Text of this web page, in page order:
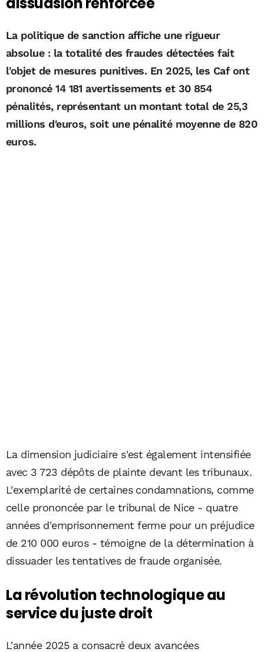
La politique de sanction affiche une rigueur
absolue : la totalité des fraudes détectées fait
l'objet de mesures punitives. En 2025, les Caf ont
prononcé 14 181 avertissements et 30 854
pénalités, représentant un montant total de 25,3
millions d'euros, soit une pénalité moyenne de 820
euros.
La dimension judiciaire s'est également intensifiée
avec 3 723 dépôts de plainte devant les tribunaux.
L'exemplarité de certaines condamnations, comme
celle prononcée par le tribunal de Nice - quatre
années d'emprisonnement ferme pour un préjudice
de 210 000 euros - témoigne de la détermination à
dissuader les tentatives de fraude organisée.
La révolution technologique au
service du juste droit
L'année 2025 a consacré deux avancées